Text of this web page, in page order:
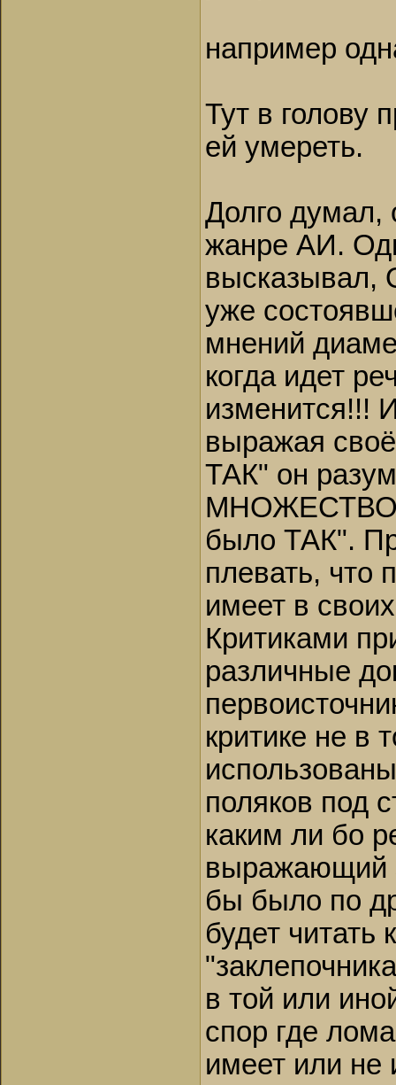
например
Тут в голову
ей умереть.
Долго думал,
жанре АИ.
высказывал,
уже
мнений
когда идет
изменится!!!
выражая
ТАК" он
МНОЖЕСТВО
было ТАК".
плевать,
имеет в
Критиками
различные
критике не в
поляков под
каким ли бо
выражающий
бы было по
будет
в той или
спор где
имеет или не